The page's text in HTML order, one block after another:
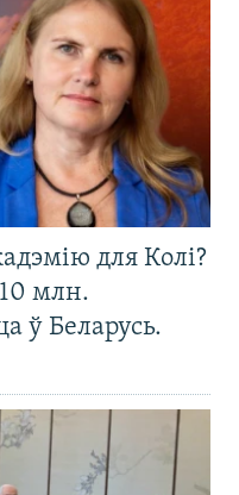
для Колі?
млн.
ў Беларусь.